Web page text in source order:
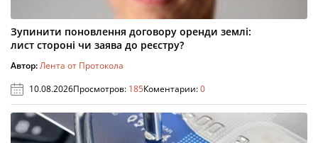
Зупинити поновлення договору оренди землі:
лист стороні чи заява до реєстру?
Автор:Лента от Протокола
10.08.2026Просмотров: 185Коментарии:0